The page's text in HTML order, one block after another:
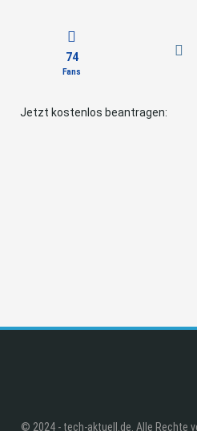
74
Fans
Jetzt kostenlos beantragen:
© 2024 - tech-aktuell.de. Alle Rechte